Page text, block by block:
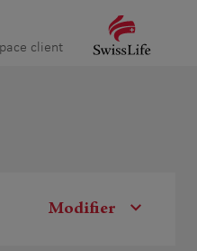
client
Modifier